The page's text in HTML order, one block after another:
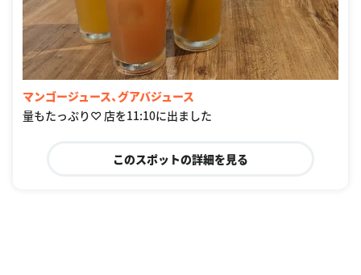
マンゴージュース、グアバジュース
量もたっぷり♡ 店を11:10に出ました
このスポットの詳細を見る